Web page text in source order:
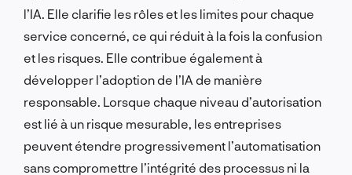
l’IA. Elle clarifie les rôles et les limites pour chaque
service concerné, ce qui réduit à la fois la confusion
et les risques. Elle contribue également à
développer l’adoption de l’IA de manière
responsable. Lorsque chaque niveau d’autorisation
est lié à un risque mesurable, les entreprises
peuvent étendre progressivement l’automatisation
sans compromettre l’intégrité des processus ni la